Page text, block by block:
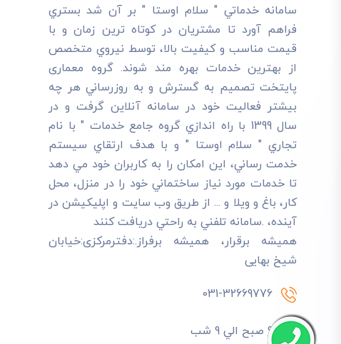
سامانه خدماتي " سلام اوستا " بر آن شد بستري
فراهم آورد تا مشتريان در کوتاه ترين زمان و با
قيمت مناسب و کيفيت بالا، توسط نيروي متخصص
از بهترين خدمات بهره مند شوند. گروه معماری
پایتخت تصميم به گسترش و به روزرساني هر چه
بيشتر فعاليت خود در سامانه آنلاين گرفت و در
سال 1399 با راه اندازي گروه جامع خدمات " با نام
تجاري " سلام اوستا " و با هدف ارتقاي سيستم
خدمت رساني، اين امکان را به کاربران خود مي دهد
تا خدمات مورد نياز ساختماني خود را در منزل، محل
کار، باغ و ويلا و ... از طريق وب سايت و اپليکيشن در
آينده، .سامانه تلفني به راحتي دريافت کنند
هميشه برقرار، هميشه برفراز.:دفترمرکزی:خیابان
شیخ بهایی
031-32669776
9 صبح الي 9 شب